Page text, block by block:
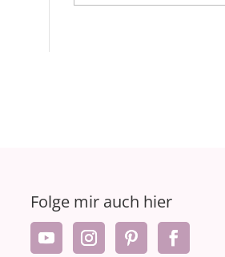
Folge mir auch hier